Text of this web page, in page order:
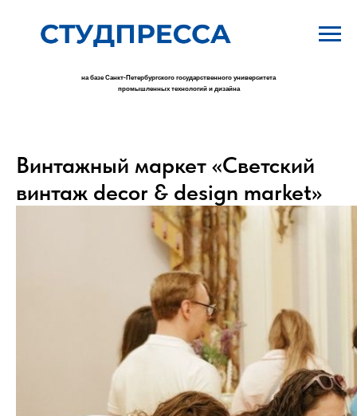
на базе Санкт-Петербургского государственного университета
промышленных технологий и дизайна
Винтажный маркет «Светский
винтаж decor & design market»